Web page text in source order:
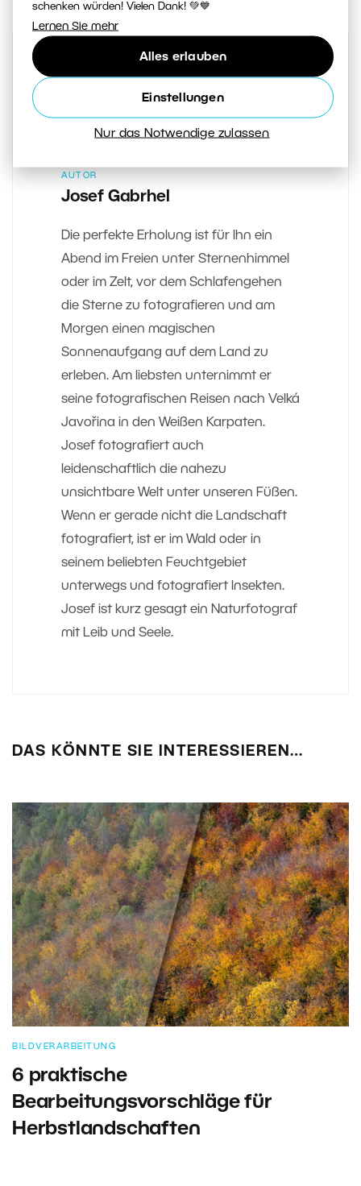
schenken würden! Vielen Dank! 💚💙
Lernen Sie mehr
Alles erlauben
Einstellungen
Nur das Notwendige zulassen
AUTOR
Josef Gabrhel
Die perfekte Erholung ist für Ihn ein
Abend im Freien unter Sternenhimmel
oder im Zelt, vor dem Schlafengehen
die Sterne zu fotografieren und am
Morgen einen magischen
Sonnenaufgang auf dem Land zu
erleben. Am liebsten unternimmt er
seine fotografischen Reisen nach Velká
Javořina in den Weißen Karpaten.
Josef fotografiert auch
leidenschaftlich die nahezu
unsichtbare Welt unter unseren Füßen.
Wenn er gerade nicht die Landschaft
fotografiert, ist er im Wald oder in
seinem beliebten Feuchtgebiet
unterwegs und fotografiert Insekten.
Josef ist kurz gesagt ein Naturfotograf
mit Leib und Seele.
DAS KÖNNTE SIE INTERESSIEREN…
BILDVERARBEITUNG
6 praktische
Bearbeitungsvorschläge für
Herbstlandschaften